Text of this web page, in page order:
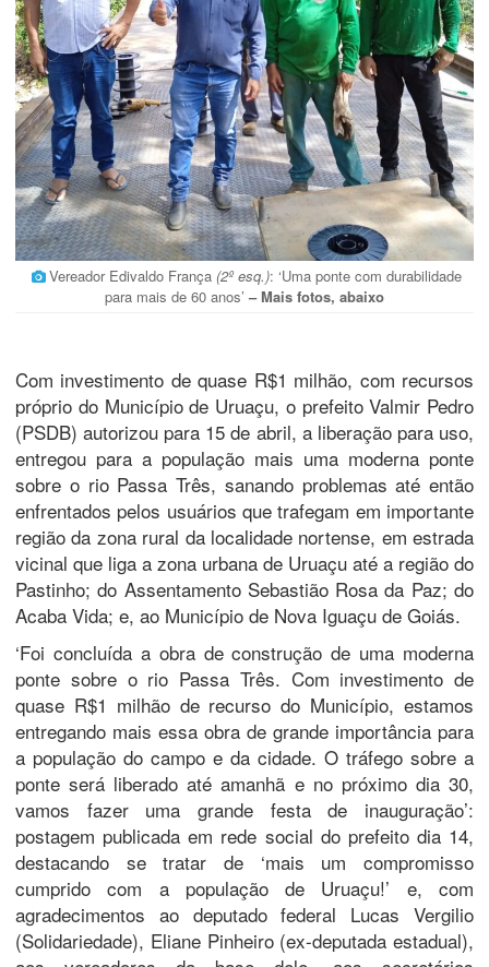
Vereador Edivaldo França (2º esq.): ‘Uma ponte com durabilidade
para mais de 60 anos’ – Mais fotos, abaixo
Com investimento de quase R$1 milhão, com recursos
próprio do Município de Uruaçu, o prefeito Valmir Pedro
(PSDB) autorizou para 15 de abril, a liberação para uso,
entregou para a população mais uma moderna ponte
sobre o rio Passa Três, sanando problemas até então
enfrentados pelos usuários que trafegam em importante
região da zona rural da localidade nortense, em estrada
vicinal que liga a zona urbana de Uruaçu até a região do
Pastinho; do Assentamento Sebastião Rosa da Paz; do
Acaba Vida; e, ao Município de Nova Iguaçu de Goiás.
‘Foi concluída a obra de construção de uma moderna
ponte sobre o rio Passa Três. Com investimento de
quase R$1 milhão de recurso do Município, estamos
entregando mais essa obra de grande importância para
a população do campo e da cidade. O tráfego sobre a
ponte será liberado até amanhã e no próximo dia 30,
vamos fazer uma grande festa de inauguração’:
postagem publicada em rede social do prefeito dia 14,
destacando se tratar de ‘mais um compromisso
cumprido com a população de Uruaçu!’ e, com
agradecimentos ao deputado federal Lucas Vergilio
(Solidariedade), Eliane Pinheiro (ex-deputada estadual),